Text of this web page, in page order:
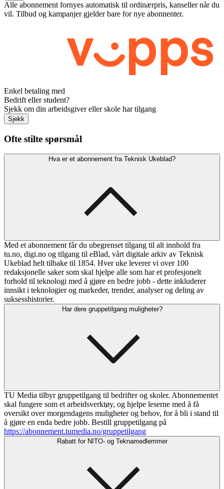
Alle abonnement fornyes automatisk til ordinærpris, kanseller når du
vil. Tilbud og kampanjer gjelder bare for nye abonnenter.
Enkel betaling med
Bedrift eller student?
Sjekk om din arbeidsgiver eller skole har tilgang
Sjekk
Ofte stilte spørsmål
Hva er et abonnement fra Teknisk Ukeblad?
Med et abonnement får du ubegrenset tilgang til alt innhold fra
tu.no, digi.no og tilgang til eBlad, vårt digitale arkiv av Teknisk
Ukeblad helt tilbake til 1854. Hver uke leverer vi over 100
redaksjonelle saker som skal hjelpe alle som har et profesjonelt
forhold til teknologi med å gjøre en bedre jobb - dette inkluderer
innsikt i teknologier og markeder, trender, analyser og deling av
suksesshistorier.
Har dere gruppetilgang muligheter?
TU Media tilbyr gruppetilgang til bedrifter og skoler. Abonnementet
skal fungere som et arbeidsverktøy, og hjelpe leserne med å få
oversikt over morgendagens muligheter og behov, for å bli i stand til
å gjøre en enda bedre jobb. Bestill gruppetilgang på
https://abonnement.tumedia.no/gruppetilgang
Rabatt for NITO- og Teknamedlemmer